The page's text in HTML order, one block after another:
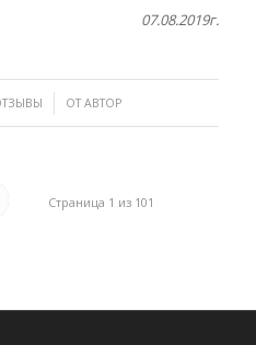
07.08.2019г.
ОТАВТОР
Страница 1 из 101